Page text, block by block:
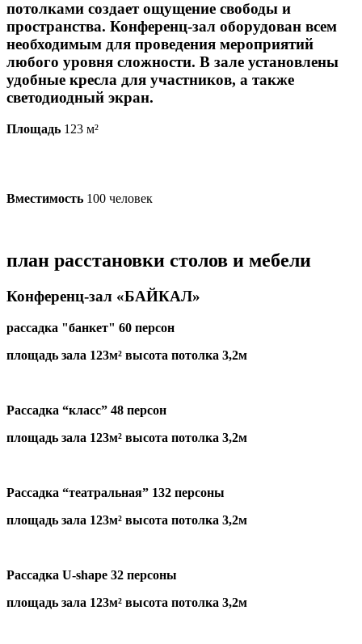
потолками создает ощущение свободы и
пространства. Конференц-зал оборудован всем
необходимым для проведения мероприятий
любого уровня сложности. В зале установлены
удобные кресла для участников, а также
светодиодный экран.
Площадь 123 м²
Вместимость 100 человек
план расстановки столов и мебели
Конференц-зал «БАЙКАЛ»
рассадка "банкет" 60 персон
площадь зала 123м² высота потолка 3,2м
Рассадка “класс” 48 персон
площадь зала 123м² высота потолка 3,2м
Рассадка “театральная” 132 персоны
площадь зала 123м² высота потолка 3,2м
Рассадка U-shape 32 персоны
площадь зала 123м² высота потолка 3,2м